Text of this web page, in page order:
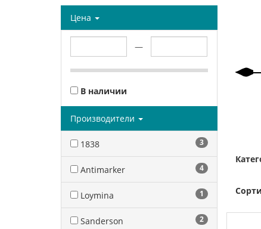
Цена
—
В наличии
Производители
1838 3
Antimarker 4
Loymina 1
Sanderson 2